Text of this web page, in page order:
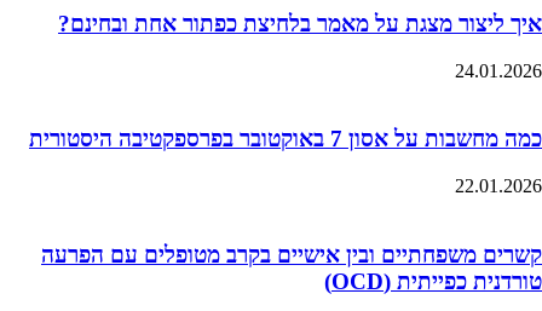
איך ליצור מצגת על מאמר בלחיצת כפתור אחת ובחינם?
24.01.2026
כמה מחשבות על אסון 7 באוקטובר בפרספקטיבה היסטורית
22.01.2026
קשרים משפחתיים ובין אישיים בקרב מטופלים עם הפרעה
טורדנית כפייתית (OCD)